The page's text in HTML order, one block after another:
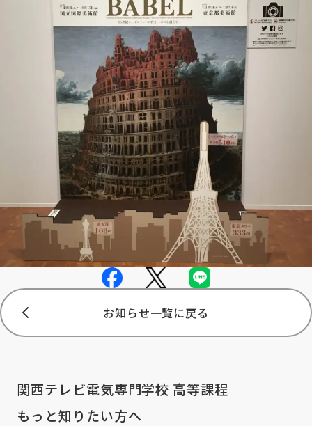
お知らせ一覧に戻る
関西テレビ電気専門学校 高等課程
もっと知りたい方へ